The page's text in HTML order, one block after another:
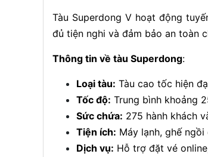
Tàu Superdong V hoạt động
đủ tiện nghi và đảm bảo an toàn
Thông tin về tàu Superdong:
Loại tàu: Tàu cao tốc hiện
Tốc độ: Trung bình khoảng
Sức chứa: 275 hành khách
Tiện ích: Máy lạnh, ghế
Dịch vụ: Hỗ trợ đặt vé